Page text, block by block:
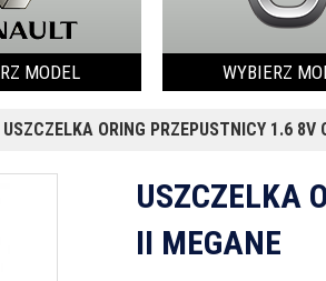
MODEL WYBIERZ
USZCZELKA ORING PRZEPUSTNICY 1.6 8V
USZCZELKA
II MEGANE